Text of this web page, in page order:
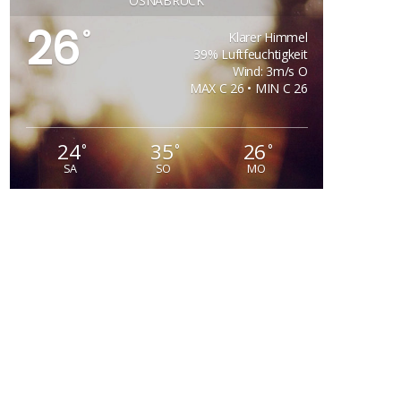
26°
Klarer Himmel
39% Luftfeuchtigkeit
Wind: 3m/s O
MAX C 26 • MIN C 26
24°
SA
35°
SO
26°
MO